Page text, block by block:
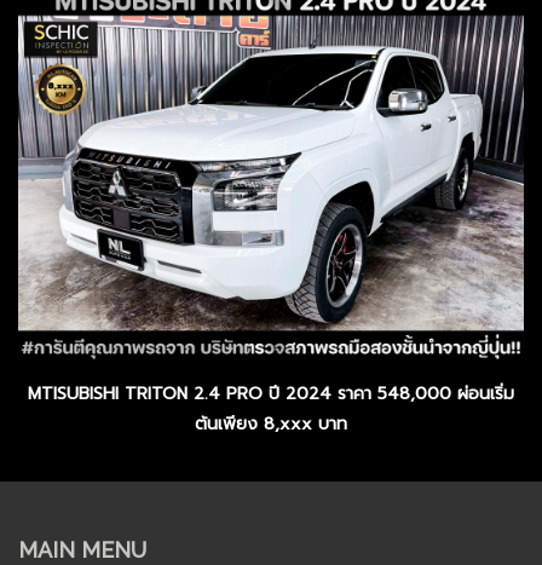
MTISUBISHI TRITON 2.4 PRO ปี 2024 ราคา 548,000 ผ่อนเริ่ม
ต้นเพียง 8,xxx บาท
MAIN MENU